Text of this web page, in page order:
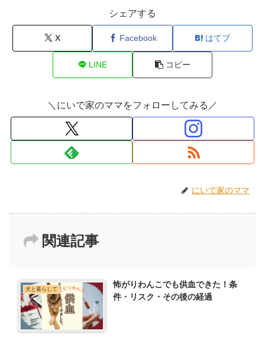
シェアする
X Facebook はてブ
LINE コピー
＼にいで家のママをフォローしてみる／
にいで家のママ
関連記事
犬と暮らして
怖がりわんこでも供血できた！条
件・リスク・その後の経過